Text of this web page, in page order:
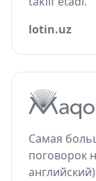
lotin.uz
Самая
поговорок